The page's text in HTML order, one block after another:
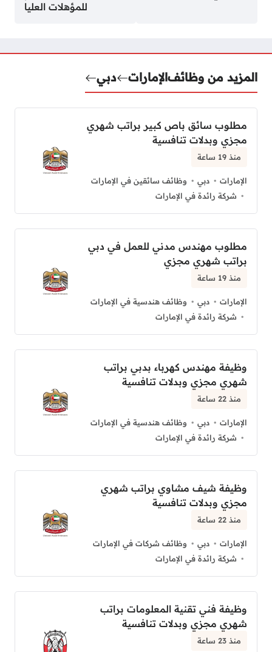
للمؤهلات العليا
المزيد من وظائفالإمارات دبي
مطلوب سائق باص كبير براتب شهري
مجزي وبدلات تنافسية
منذ 19 ساعة
الإمارات دبي
وظائف سائقين في الإمارات
شركة رائدة في الإمارات
مطلوب مهندس مدني للعمل في دبي
براتب شهري مجزي
منذ 19 ساعة
الإمارات دبي
وظائف هندسية في الإمارات
شركة رائدة في الإمارات
وظيفة مهندس كهرباء بدبي براتب
شهري مجزي وبدلات تنافسية
منذ 22 ساعة
الإمارات دبي
وظائف هندسية في الإمارات
شركة رائدة في الإمارات
وظيفة شيف مشاوي براتب شهري
مجزي وبدلات تنافسية
منذ 22 ساعة
الإمارات دبي
وظائف شركات في الإمارات
شركة رائدة في الإمارات
وظيفة فني تقنية المعلومات براتب
شهري مجزي وبدلات تنافسية
منذ 23 ساعة